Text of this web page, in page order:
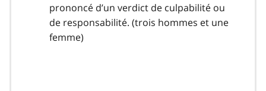
de
page
o
u
r
prononcé d’un verdict de culpabilité ou
de responsabilité. (trois hommes et une
femme)